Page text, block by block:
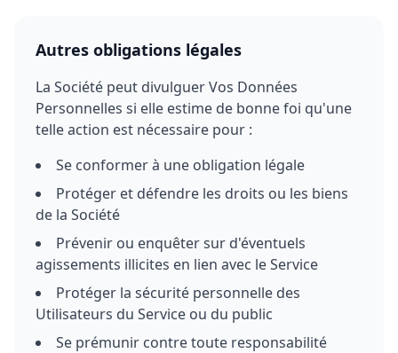
Autres obligations légales
La Société peut divulguer Vos Données
Personnelles si elle estime de bonne foi qu'une
telle action est nécessaire pour :
Se conformer à une obligation légale
Protéger et défendre les droits ou les biens
de la Société
Prévenir ou enquêter sur d'éventuels
agissements illicites en lien avec le Service
Protéger la sécurité personnelle des
Utilisateurs du Service ou du public
Se prémunir contre toute responsabilité